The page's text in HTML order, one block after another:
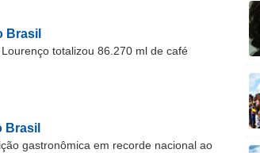
Brasil
totalizou 86.270 ml de café
Brasil
gastronômica em recorde nacional ao